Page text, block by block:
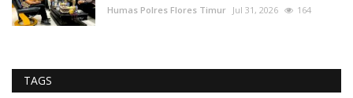
Humas Polres Flores Timur Jul 31, 2026 164
TAGS